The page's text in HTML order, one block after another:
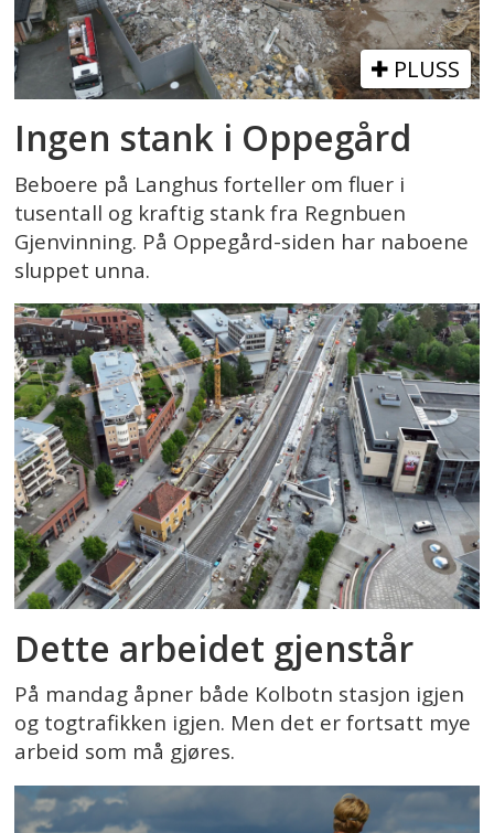
PLUSS
Ingen stank i Oppegård
Beboere på Langhus forteller om fluer i
tusentall og kraftig stank fra Regnbuen
Gjenvinning. På Oppegård-siden har naboene
sluppet unna.
Dette arbeidet gjenstår
På mandag åpner både Kolbotn stasjon igjen
og togtrafikken igjen. Men det er fortsatt mye
arbeid som må gjøres.